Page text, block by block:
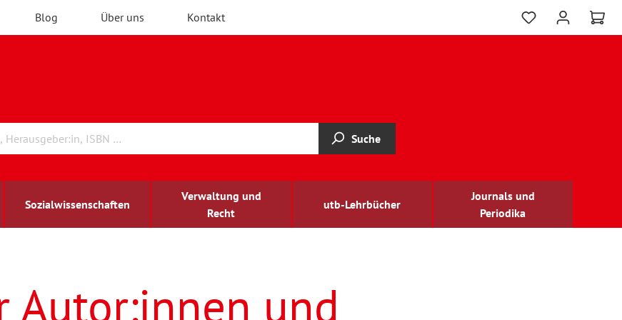
Blog Über uns Kontakt
Suche
Sozialwissenschaften
Verwaltung und
Recht
utb-Lehrbücher
Journals und
Periodika
Autor:innen und